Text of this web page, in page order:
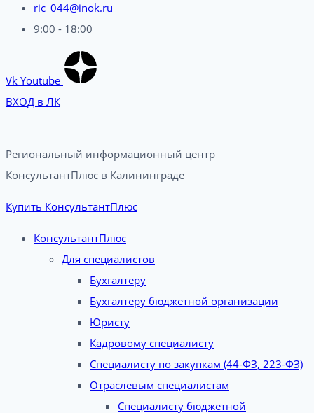
ric_044@inok.ru
9:00 - 18:00
Vk Youtube
ВХОД в ЛК
Региональный информационный центр
КонсультантПлюс в Калининграде​
Купить КонсультантПлюс
КонсультантПлюс
Для специалистов
Бухгалтеру
Бухгалтеру бюджетной организации
Юристу
Кадровому специалисту
Специалисту по закупкам (44-ФЗ, 223-ФЗ)
Отраслевым специалистам
Специалисту бюджетной